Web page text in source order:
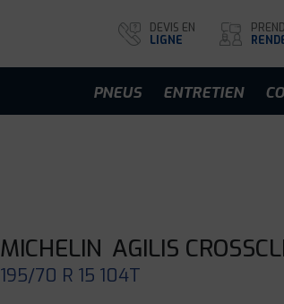
DEVIS EN
LIGNE
PNEUS ENTRETIEN
MICHELIN AGILIS
195/70 R 15 104T